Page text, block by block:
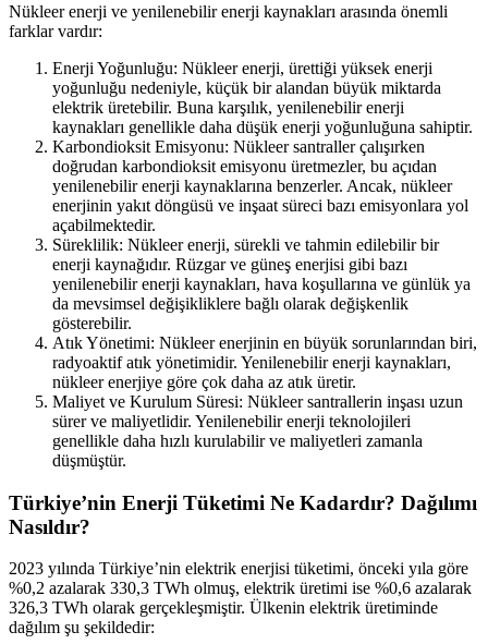
Nükleer enerji ve yenilenebilir enerji kaynakları arasında önemli
farklar vardır:
Enerji Yoğunluğu: Nükleer enerji, ürettiği yüksek enerji
yoğunluğu nedeniyle, küçük bir alandan büyük miktarda
elektrik üretebilir. Buna karşılık, yenilenebilir enerji
kaynakları genellikle daha düşük enerji yoğunluğuna sahiptir.
Karbondioksit Emisyonu: Nükleer santraller çalışırken
doğrudan karbondioksit emisyonu üretmezler, bu açıdan
yenilenebilir enerji kaynaklarına benzerler. Ancak, nükleer
enerjinin yakıt döngüsü ve inşaat süreci bazı emisyonlara yol
açabilmektedir.
Süreklilik: Nükleer enerji, sürekli ve tahmin edilebilir bir
enerji kaynağıdır. Rüzgar ve güneş enerjisi gibi bazı
yenilenebilir enerji kaynakları, hava koşullarına ve günlük ya
da mevsimsel değişikliklere bağlı olarak değişkenlik
gösterebilir.
Atık Yönetimi: Nükleer enerjinin en büyük sorunlarından biri,
radyoaktif atık yönetimidir. Yenilenebilir enerji kaynakları,
nükleer enerjiye göre çok daha az atık üretir.
Maliyet ve Kurulum Süresi: Nükleer santrallerin inşası uzun
sürer ve maliyetlidir. Yenilenebilir enerji teknolojileri
genellikle daha hızlı kurulabilir ve maliyetleri zamanla
düşmüştür.
Türkiye’nin Enerji Tüketimi Ne Kadardır? Dağılımı
Nasıldır?
2023 yılında Türkiye’nin elektrik enerjisi tüketimi, önceki yıla göre
%0,2 azalarak 330,3 TWh olmuş, elektrik üretimi ise %0,6 azalarak
326,3 TWh olarak gerçekleşmiştir. Ülkenin elektrik üretiminde
dağılım şu şekildedir: